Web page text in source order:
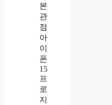
본
관
점
아
이
폰
15
프
로
지